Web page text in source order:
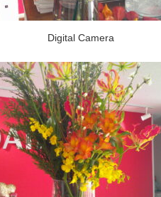
Digital Camera